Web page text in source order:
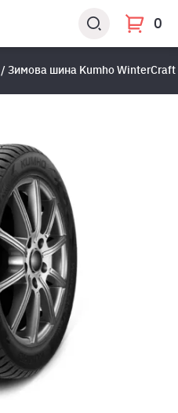
0
Зимова шина Kumho WinterCraft